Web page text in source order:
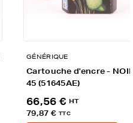
GÉNÉRIQUE
Cartouche d'encre -
45 (51645AE)
66,56 € HT
79,87 € TTC